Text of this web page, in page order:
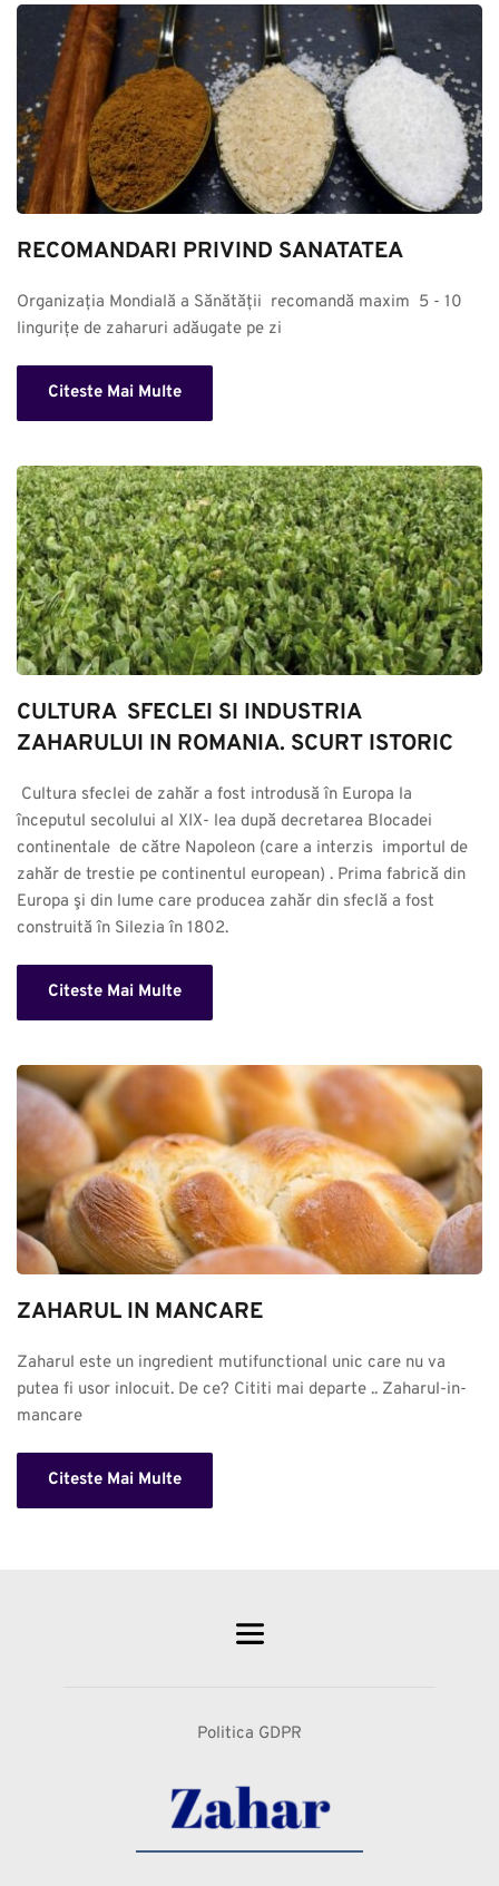
RECOMANDARI PRIVIND SANATATEA
Organizația Mondială a Sănătății  recomandă maxim  5 - 10
lingurițe de zaharuri adăugate pe zi
Citeste Mai Multe
CULTURA  SFECLEI SI INDUSTRIA
ZAHARULUI IN ROMANIA. SCURT ISTORIC
începutul secolului al XIX- lea după decretarea Blocadei
continentale  de către Napoleon (care a interzis  importul de
zahăr de trestie pe continentul european) . Prima fabrică din
Europa şi din lume care producea zahăr din sfeclă a fost
construită în Silezia în 1802.
Citeste Mai Multe
ZAHARUL IN MANCARE
Zaharul este un ingredient mutifunctional unic care nu va
putea fi usor inlocuit. De ce? Cititi mai departe .. Zaharul-in-
mancare
Citeste Mai Multe
Politica GDPR